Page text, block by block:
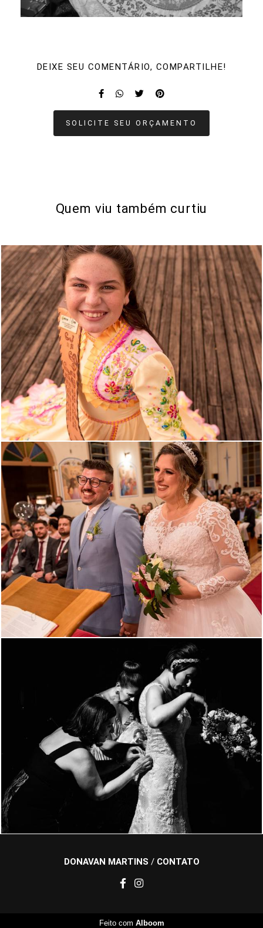
DEIXE SEU COMENTÁRIO, COMPARTILHE!
SOLICITE SEU ORÇAMENTO
Quem viu também curtiu
610 0
973 105
1630 33
DONAVAN MARTINS / CONTATO
Feito com Alboom